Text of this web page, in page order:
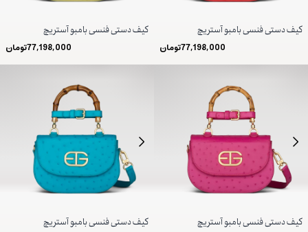
کیف دستی فنسی بامبو آستریچ
77,198,000تومان
کیف دستی فنسی بامبو آستریچ
77,198,000تومان
کیف دستی فنسی بامبو آستریچ کیف دستی فنسی بامبو آستریچ